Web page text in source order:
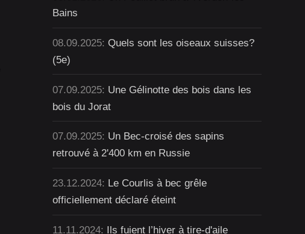
Bains
08.09.2025:Quels sont les oiseaux suisses?
(5e)
07.09.2025: Une Gélinotte des bois dans les
bois du Jorat
07.09.2025: Un Bec-croisé des sapins
retrouvé à 2'400 km en Russie
23.12.2024: Le Courlis à bec grêle
officiellement déclaré éteint
11.11.2024: Ils fuient l’hiver à tire-d'aile